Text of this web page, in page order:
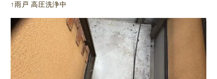
↑雨戸 高圧洗浄中